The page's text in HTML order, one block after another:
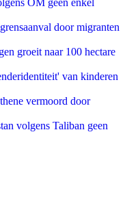
OM geen enkel
door migranten
groeit naar 100 hectare
van kinderen
vermoord door
volgens Taliban geen